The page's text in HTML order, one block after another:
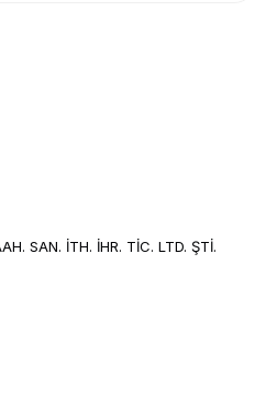
SAN. İTH. İHR. TİC. LTD. ŞTİ.